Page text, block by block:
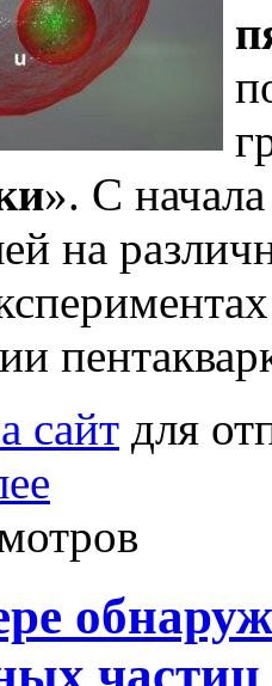
». С
на
сайт для
частиц